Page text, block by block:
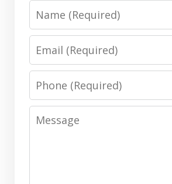
Name
Email
Phone
Message